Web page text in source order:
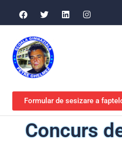
Formular de sesizare a
Concurs